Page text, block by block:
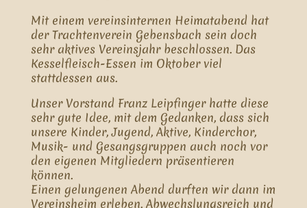
Mit einem vereinsinternen Heimatabend hat
der Trachtenverein Gebensbach sein doch
sehr aktives Vereinsjahr beschlossen. Das
Kesselfleisch-Essen im Oktober viel
stattdessen aus.
Unser Vorstand Franz Leipfinger hatte diese
sehr gute Idee, mit dem Gedanken, dass sich
unsere Kinder, Jugend, Aktive, Kinderchor,
Musik- und Gesangsgruppen auch noch vor
den eigenen Mitgliedern präsentieren
können.
Einen gelungenen Abend durften wir dann im
Vereinsheim erleben. Abwechslungsreich und